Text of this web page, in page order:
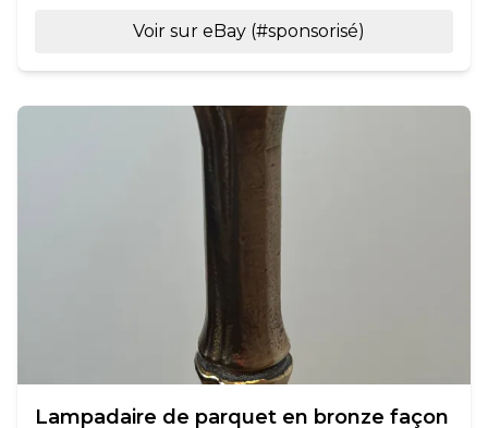
Voir sur eBay (#sponsorisé)
Lampadaire de parquet en bronze façon